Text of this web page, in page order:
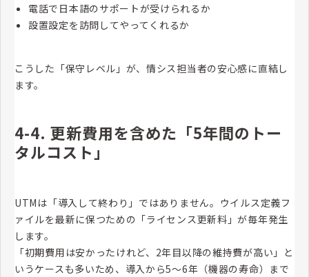
電話で日本語のサポートが受けられるか
設置設定を訪問してやってくれるか
こうした「保守レベル」が、情シス担当者の安心感に直結し
ます。
4-4. 更新費用を含めた「5年間のトー
タルコスト」
UTMは「導入して終わり」ではありません。ウイルス定義フ
ァイルを最新に保つための「ライセンス更新料」が毎年発生
します。
「初期費用は安かったけれど、2年目以降の維持費が高い」と
いうケースも多いため、導入から5〜6年（機器の寿命）まで